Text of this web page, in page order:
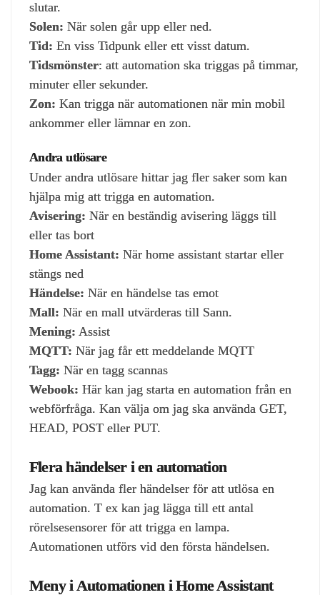
slutar.
Solen: När solen går upp eller ned.
Tid: En viss Tidpunk eller ett visst datum.
Tidsmönster: att automation ska triggas på timmar,
minuter eller sekunder.
Zon: Kan trigga när automationen när min mobil
ankommer eller lämnar en zon.
Andra utlösare
Under andra utlösare hittar jag fler saker som kan
hjälpa mig att trigga en automation.
Avisering: När en beständig avisering läggs till
eller tas bort
Home Assistant: När home assistant startar eller
stängs ned
Händelse: När en händelse tas emot
Mall: När en mall utvärderas till Sann.
Mening: Assist
MQTT: När jag får ett meddelande MQTT
Tagg: När en tagg scannas
Webook: Här kan jag starta en automation från en
webförfråga. Kan välja om jag ska använda GET,
HEAD, POST eller PUT.
Flera händelser i en automation
Jag kan använda fler händelser för att utlösa en
automation. T ex kan jag lägga till ett antal
rörelsesensorer för att trigga en lampa.
Automationen utförs vid den första händelsen.
Meny i Automationen i Home Assistant